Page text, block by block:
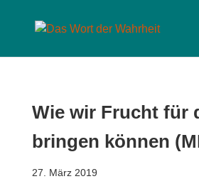
Wie wir Frucht für
bringen können
27. März 2019